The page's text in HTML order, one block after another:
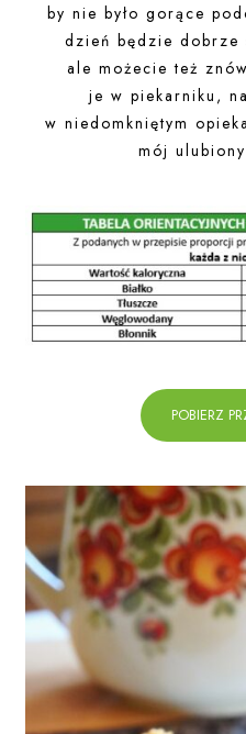
by nie było gorące
dzień będzie dobrze
ale możecie też
je w piekarniku,
w niedomkniętym
mój
POBIERZ